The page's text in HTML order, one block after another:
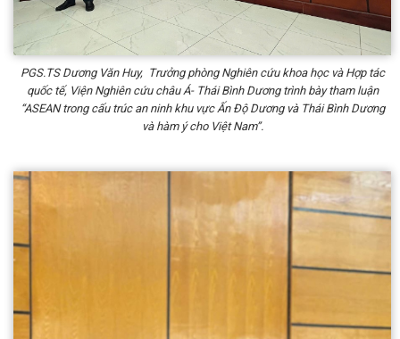
PGS.TS Dương Văn Huy, Trưởng phòng Nghiên cứu khoa học và Hợp tác
quốc tế, Viện Nghiên cứu châu Á- Thái Bình Dương trình bày tham luận
“ASEAN trong cấu trúc an ninh khu vực Ấn Độ Dương và Thái Bình Dương
và hàm ý cho Việt Nam”.